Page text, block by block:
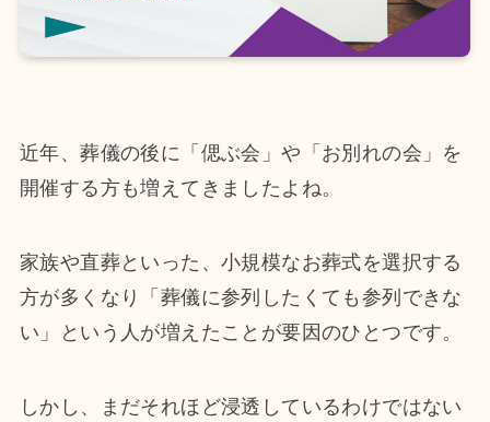
近年、葬儀の後に「偲ぶ会」や「お別れの会」を
開催する方も増えてきましたよね。
家族や直葬といった、小規模なお葬式を選択する
方が多くなり「葬儀に参列したくても参列できな
い」という人が増えたことが要因のひとつです。
しかし、まだそれほど浸透しているわけではない